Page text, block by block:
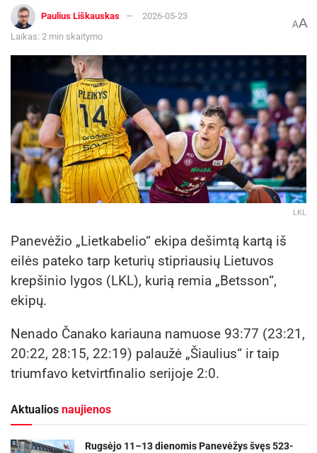
Paulius Liškauskas
2026-05-23
Laikas: 2 min skaitymo
AA
LKL
Panevėžio „Lietkabelio“ ekipa dešimtą kartą iš
eilės pateko tarp keturių stipriausių Lietuvos
krepšinio lygos (LKL), kurią remia „Betsson“,
ekipų.
Nenado Čanako kariauna namuose 93:77 (23:21,
20:22, 28:15, 22:19) palaužė „Šiaulius“ ir taip
triumfavo ketvirtfinalio serijoje 2:0.
Aktualios naujienos
Rugsėjo 11–13 dienomis Panevėžys švęs 523-